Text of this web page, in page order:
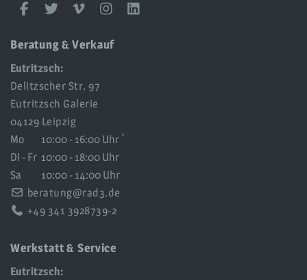
rad3
Social
FacebookTwitter Vimeo Instagram
Beratung & Verkauf
Eutritzsch:
Delitzscher Str. 97
Eutritzsch Galerie
04129 Leipzig
Mo
10:00 - 16:00 Uhr *
Di - Fr 10:00 - 18:00 Uhr
Sa
10:00 - 14:00 Uhr
beratung@rad3.de
+49 341 3928739-2
Werkstatt & Service
Eutritzsch: